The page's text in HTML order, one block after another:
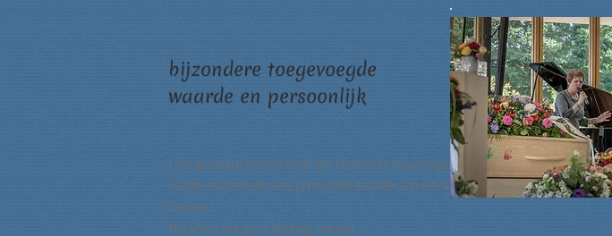
bijzondere toegevoegde
waarde en persoonlijk
Live gezongen muziek heeft een bijzondere toegevoegde
waarde en geeft een zeer persoonlijk karakter aan een/uw
uitvaart.
Het levert een grote bijdrage aan een